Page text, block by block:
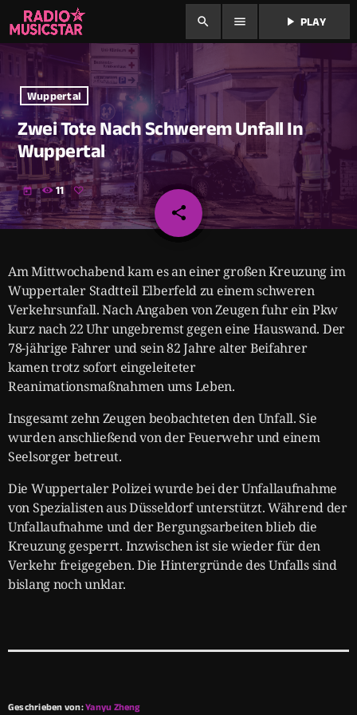
search menu play_arrow PLAY
Wuppertal
Zwei Tote Nach Schwerem Unfall In
Wuppertal
today 11
share
email
Am Mittwochabend kam es an einer großen Kreuzung im
Wuppertaler Stadtteil Elberfeld zu einem schweren
Verkehrsunfall. Nach Angaben von Zeugen fuhr ein Pkw
kurz nach 22 Uhr ungebremst gegen eine Hauswand. Der
78-jährige Fahrer und sein 82 Jahre alter Beifahrer
kamen trotz sofort eingeleiteter
Reanimationsmaßnahmen ums Leben.
Insgesamt zehn Zeugen beobachteten den Unfall. Sie
wurden anschließend von der Feuerwehr und einem
Seelsorger betreut.
Die Wuppertaler Polizei wurde bei der Unfallaufnahme
von Spezialisten aus Düsseldorf unterstützt. Während der
Unfallaufnahme und der Bergungsarbeiten blieb die
Kreuzung gesperrt. Inzwischen ist sie wieder für den
Verkehr freigegeben. Die Hintergründe des Unfalls sind
bislang noch unklar.
Geschrieben von:Yanyu Zheng